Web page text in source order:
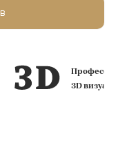
3D